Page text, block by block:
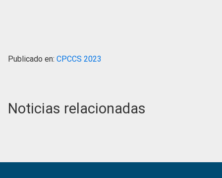
Publicado en: CPCCS 2023
Noticias relacionadas